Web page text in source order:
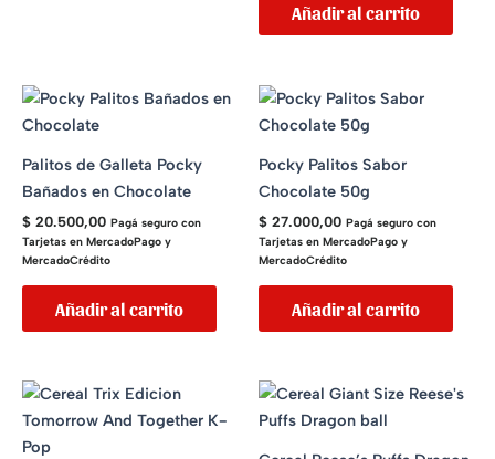
Añadir al carrito
Palitos de Galleta Pocky
Bañados en Chocolate
$ 20.500,00 Pagá seguro con
Tarjetas en MercadoPago y
MercadoCrédito
Añadir al carrito
Pocky Palitos Sabor
Chocolate 50g
$ 27.000,00 Pagá seguro con
Tarjetas en MercadoPago y
MercadoCrédito
Añadir al carrito